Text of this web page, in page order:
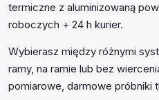
termiczne z aluminizowaną
roboczych + 24 h kurier.
Wybierasz między różnymi
ramy, na ramie lub bez
pomiarowe, darmowe próbniki